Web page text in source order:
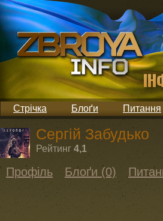
Стрічка Блоґи Питання
Сергій Забудько
Рейтинг 4,1
Профіль Блоґи (0)